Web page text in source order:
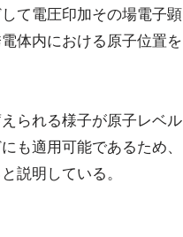
て電圧印加その場電子顕
体内における原子位置を
られる様子が原子レベル
も適用可能であるため、
説明している。